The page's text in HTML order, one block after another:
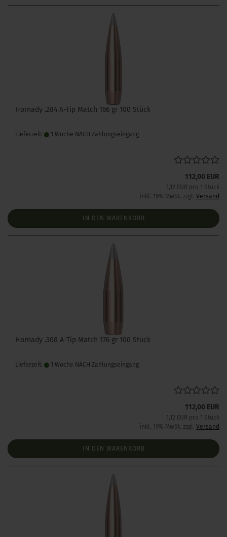
Hornady .284 A-Tip Match 166 gr 100 Stück
Lieferzeit: 1 Woche NACH Zahlungseingang
112,00 EUR
1,12 EUR pro 1 Stück
inkl. 19% MwSt. zzgl. Versand
IN DEN WARENKORB
Hornady .308 A-Tip Match 176 gr 100 Stück
Lieferzeit: 1 Woche NACH Zahlungseingang
112,00 EUR
1,12 EUR pro 1 Stück
inkl. 19% MwSt. zzgl. Versand
IN DEN WARENKORB